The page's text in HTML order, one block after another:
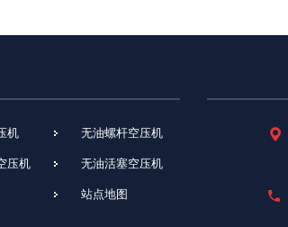
机 无油螺杆空压机
压机 无油活塞空压机
站点地图